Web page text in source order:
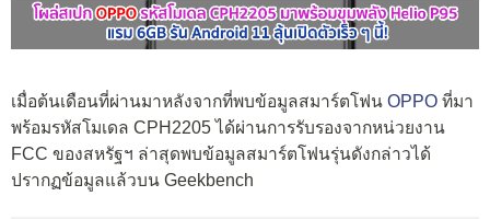
เมื่อต้นเดือนที่ผ่านมาหลังจากที่พบข้อมูลสมาร์ตโฟน OPPO ที่มา
พร้อมรหัสโมเดล CPH2205 ได้ผ่านการรับรองจากหน่วยงาน
FCC ของสหรัฐฯ ล่าสุดพบข้อมูลสมาร์ตโฟนรุ่นดังกล่าวได้
ปรากฏข้อมูลแล้วบน Geekbench